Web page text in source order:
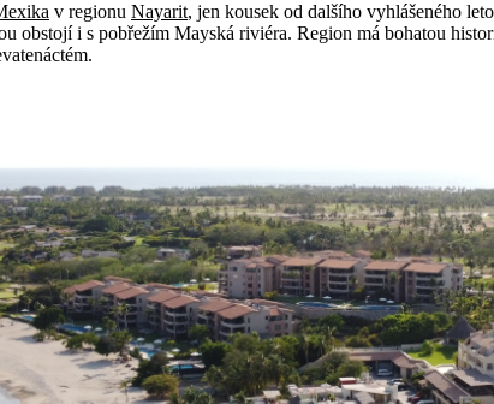
v regionu Nayarit, jen kousek od dalšího vyhlášeného
obstojí i s pobřežím Mayská riviéra. Region má bohatou